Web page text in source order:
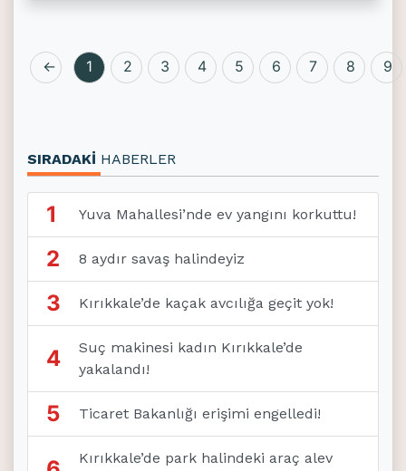
← 1 2 3 4 5 6 7 8 9
SIRADAKİ HABERLER
1 Yuva Mahallesi’nde ev yangını korkuttu!
2 8 aydır savaş halindeyiz
3 Kırıkkale’de kaçak avcılığa geçit yok!
4
Suç makinesi kadın Kırıkkale’de
yakalandı!
5 Ticaret Bakanlığı erişimi engelledi!
Kırıkkale’de park halindeki araç alev